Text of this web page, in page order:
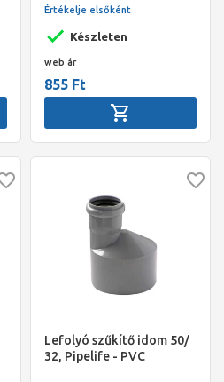
Készleten
Értékelje elsőként
web ár
855 Ft
Lefolyó szűkítő idom 50/
32, Pipelife - PVC